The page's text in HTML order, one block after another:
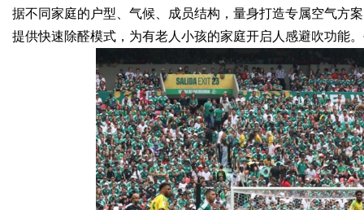
据不同家庭的户型、气候、成员结构，量身打造专属空气方
提供快速除醛模式，为有老人小孩的家庭开启人感避吹功能